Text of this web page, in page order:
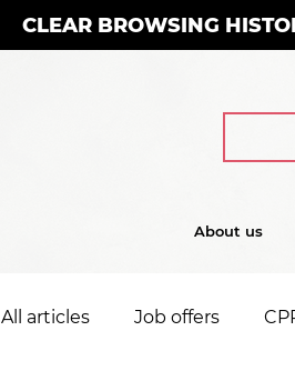
CLEAR BROWSING
About us
All articles Job offers